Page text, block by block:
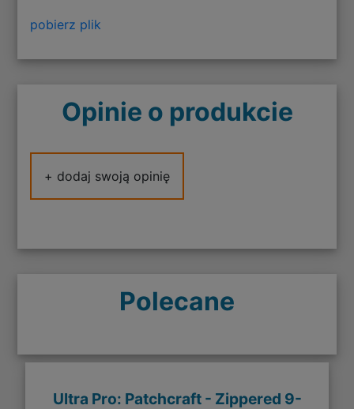
pobierz plik
Opinie o produkcie
+ dodaj swoją opinię
Polecane
Ultra Pro: Patchcraft - Zippered 9-